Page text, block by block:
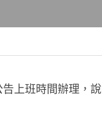
上班時間辦理，說